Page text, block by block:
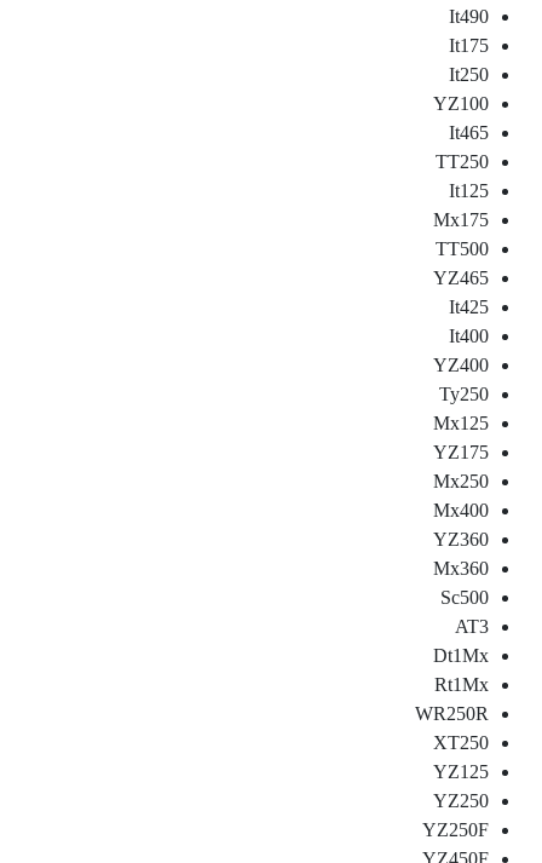
It490
It175
It250
YZ100
It465
TT250
It125
Mx175
TT500
YZ465
It425
It400
YZ400
Ty250
Mx125
YZ175
Mx250
Mx400
YZ360
Mx360
Sc500
AT3
Dt1Mx
Rt1Mx
WR250R
XT250
YZ125
YZ250
YZ250F
YZ450F